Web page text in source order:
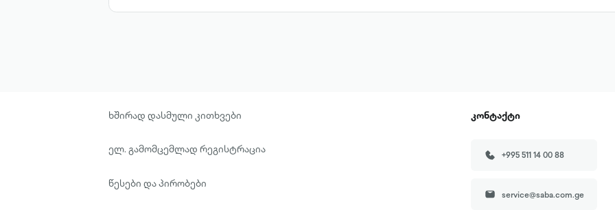
ხშირად დასმული კითხვები
ელ. გამომცემლად რეგისტრაცია
წესები და პირობები
კონტაქტი
+995 511 14 00 88
service@saba.com.ge